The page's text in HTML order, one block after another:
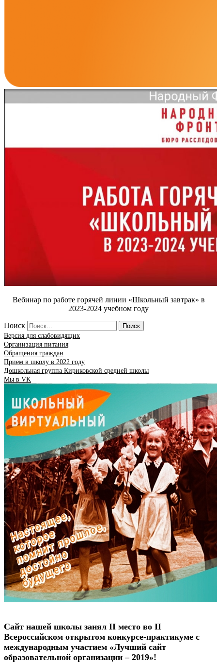
Вебинар по работе горячей линии «Школьный завтрак» в
2023-2024 учебном году
Поиск
Поиск
Версия для слабовидящих
Организация питания
Обращения граждан
Прием в школу в 2022 году
Дошкольная группа Кириковской средней школы
Мы в VK
Сайт нашей школы занял II место во II
Всероссийском открытом конкурсе-практикуме с
международным участием «Лучший сайт
образовательной организации – 2019»!